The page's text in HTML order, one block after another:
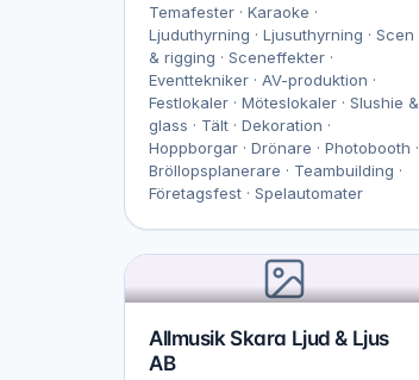
Temafester · Karaoke ·
Ljuduthyrning · Ljusuthyrning · Scen
& rigging · Sceneffekter ·
Eventtekniker · AV-produktion ·
Festlokaler · Möteslokaler · Slushie &
glass · Tält · Dekoration ·
Hoppborgar · Drönare · Photobooth ·
Bröllopsplanerare · Teambuilding ·
Företagsfest · Spelautomater
Allmusik Skara Ljud & Ljus
AB